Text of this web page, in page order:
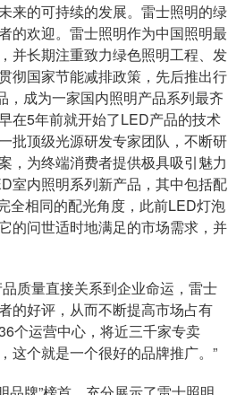
来的可持续的发展。雷士照明的绿
的欢迎。雷士照明作为中国照明最
并长期注重致力绿色照明工程、发
彻国家节能减排政策，先后推出行
，成为一家国内照明产品系列最齐
在5年前就开始了LED产品的技术
批顶级光源研发专家团队，不断研
，为终端消费者提供极具吸引魅力
室内照明系列新产品，其中包括配
全相同的配光角度，此前LED灯泡
的问世适时地满足的市场需求，并
质量直接关系到企业命运，雷士
的好评，从而不断提高市场占有
个运营中心，将近三千家专卖
这个就是一个很好的品牌推广。”